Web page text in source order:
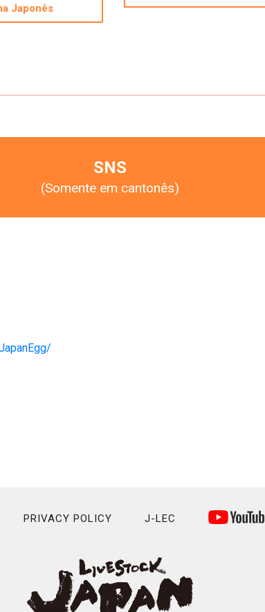
Japonês
SNS
(Somente em cantonês)
PRIVACY POLICY J-LEC